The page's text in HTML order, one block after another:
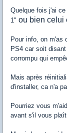
Quelque fois j'ai
1" ou bien celui
Pour info, on m'as
PS4 car soit
corrompu qui
Mais après
d'installer, ca n'a
Pourriez vous
avant s'il vous